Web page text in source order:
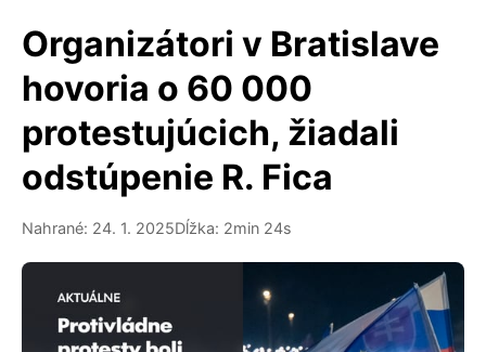
Organizátori v Bratislave
hovoria o 60 000
protestujúcich, žiadali
odstúpenie R. Fica
Nahrané: 24. 1. 2025Dĺžka: 2min 24s